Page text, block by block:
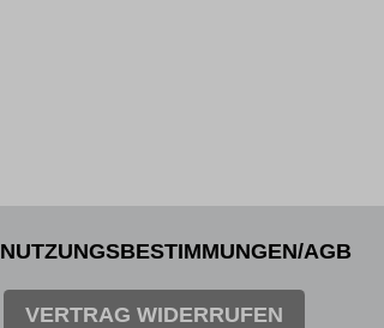
NUTZUNGSBESTIMMUNGEN/AGB
VERTRAG WIDERRUFEN